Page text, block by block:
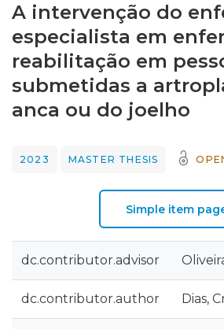
Statistics
A intervenção do
especialista em
reabilitação em
submetidas a
anca ou do joelho
2023 MASTER THESIS
Simple item
dc.contributor.advisor
dc.contributor.author Dias,